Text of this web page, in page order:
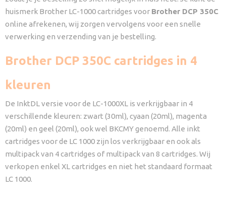
huismerk Brother LC-1000 cartridges voor Brother DCP 350C
online afrekenen, wij zorgen vervolgens voor een snelle
verwerking en verzending van je bestelling.
Brother DCP 350C cartridges in 4
kleuren
De InktDL versie voor de LC-1000XL is verkrijgbaar in 4
verschillende kleuren: zwart (30ml), cyaan (20ml), magenta
(20ml) en geel (20ml), ook wel BKCMY genoemd. Alle inkt
cartridges voor de LC 1000 zijn los verkrijgbaar en ook als
multipack van 4 cartridges of multipack van 8 cartridges. Wij
verkopen enkel XL cartridges en niet het standaard formaat
LC 1000.